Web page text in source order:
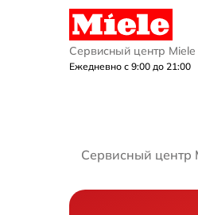
Сервисный центр Miele
Ежедневно с 9:00 до 21:00
Сервисный центр